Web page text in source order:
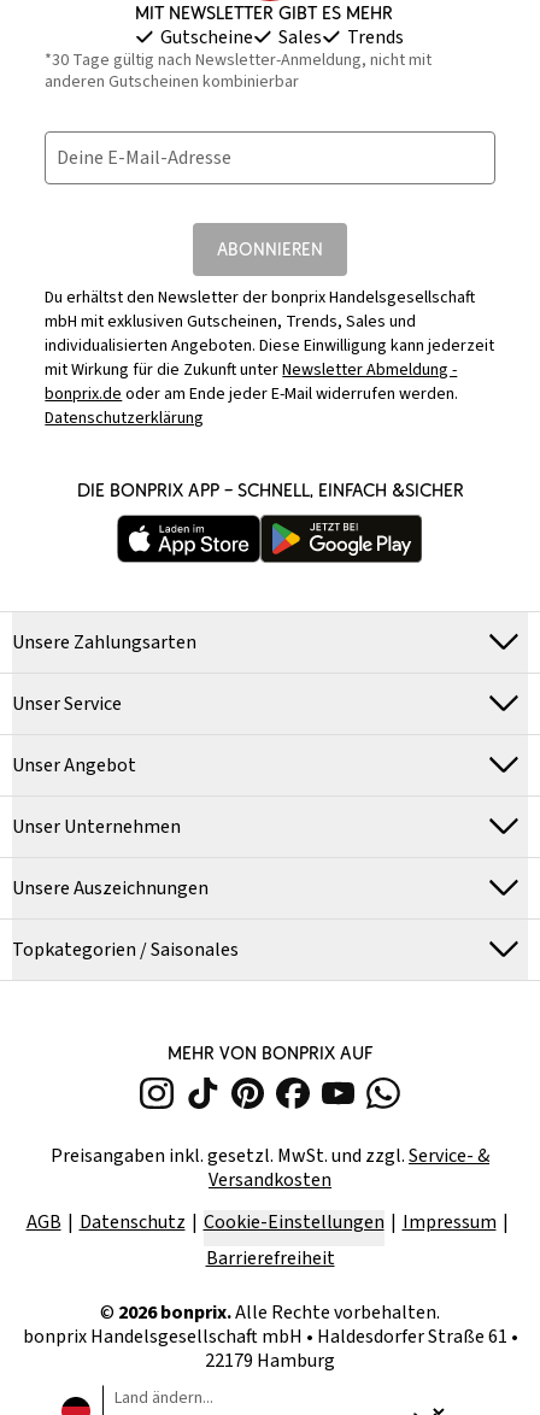
Mit Newsletter gibt es mehr
Gutscheine Sales Trends
*30 Tage gültig nach Newsletter-Anmeldung, nicht mit
anderen Gutscheinen kombinierbar
Deine E-Mail-Adresse
ABONNIEREN
Du erhältst den Newsletter der bonprix Handelsgesellschaft
mbH mit exklusiven Gutscheinen, Trends, Sales und
individualisierten Angeboten. Diese Einwilligung kann jederzeit
mit Wirkung für die Zukunft unterNewsletter Abmeldung -
bonprix.deoder am Ende jeder E-Mail widerrufen werden.
Datenschutzerklärung
DIE BONPRIX APP – SCHNELL, EINFACH &SICHER
Unsere Zahlungsarten
Unser Service
Unser Angebot
Unser Unternehmen
Unsere Auszeichnungen
Topkategorien / Saisonales
MEHR VON BONPRIX AUF
Preisangaben inkl. gesetzl. MwSt. und zzgl.Service- &
Versandkosten
AGB
Datenschutz Cookie-Einstellungen
Impressum
Barrierefreiheit
© 2026bonprix.Alle Rechte vorbehalten.
bonprix Handelsgesellschaft mbH • Haldesdorfer Straße 61 •
22179 Hamburg
Land ändern...